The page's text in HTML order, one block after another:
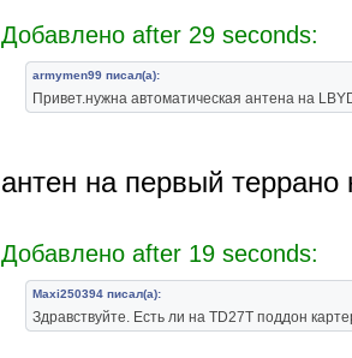
Добавлено after 29 seconds:
armymen99 писал(а):
Привет.нужна автоматическая антена на
антен на первый
Добавлено after 19 seconds:
Maxi250394 писал(а):
Здравствуйте. Есть ли на TD27T поддон